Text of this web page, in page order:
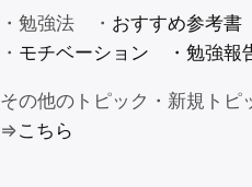
・勉強法 ・ おすすめ参考書
・ モチベーション ・勉強報
その他のトピック・新規トピ
⇒こちら